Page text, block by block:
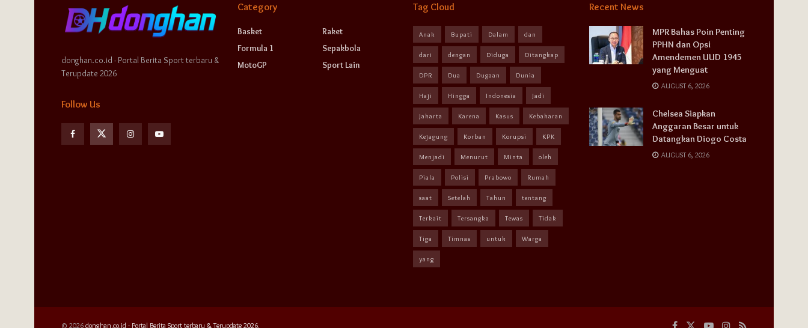
donghan.co.id - Portal Berita Sport terbaru &
Terupdate 2026
Follow Us
Category
Basket
Formula 1
MotoGP
Raket
Sepakbola
Sport Lain
Tag Cloud
Anak Bupati Dalam dan
dari dengan Diduga Ditangkap
DPR Dua Dugaan Dunia
Haji Hingga Indonesia Jadi
Jakarta Karena Kasus Kebakaran
Kejagung Korban Korupsi KPK
Menjadi Menurut Minta oleh
Piala Polisi Prabowo Rumah
saat Setelah Tahun tentang
Terkait Tersangka Tewas Tidak
Tiga Timnas untuk Warga
yang
Recent News
MPR Bahas Poin Penting
PPHN dan Opsi
Amendemen UUD 1945
yang Menguat
AUGUST 6, 2026
Chelsea Siapkan
Anggaran Besar untuk
Datangkan Diogo Costa
AUGUST 6, 2026
© 2026 donghan.co.id - Portal Berita Sport terbaru & Terupdate 2026.